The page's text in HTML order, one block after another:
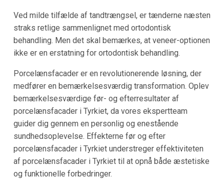
Ved milde tilfælde af tandtrængsel, er tænderne næsten
straks retlige sammenlignet med ortodontisk
behandling. Men det skal bemærkes, at veneer-optionen
ikke er en erstatning for ortodontisk behandling.
Porcelænsfacader er en revolutionerende løsning, der
medfører en bemærkelsesværdig transformation. Oplev
bemærkelsesværdige før- og efterresultater af
porcelænsfacader i Tyrkiet, da vores ekspertteam
guider dig gennem en personlig og enestående
sundhedsoplevelse. Effekterne før og efter
porcelænsfacader i Tyrkiet understreger effektiviteten
af porcelænsfacader i Tyrkiet til at opnå både æstetiske
og funktionelle forbedringer.